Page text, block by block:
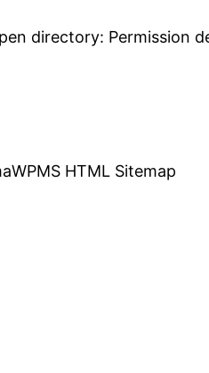
directory: Permission
WPMS HTML Sitemap